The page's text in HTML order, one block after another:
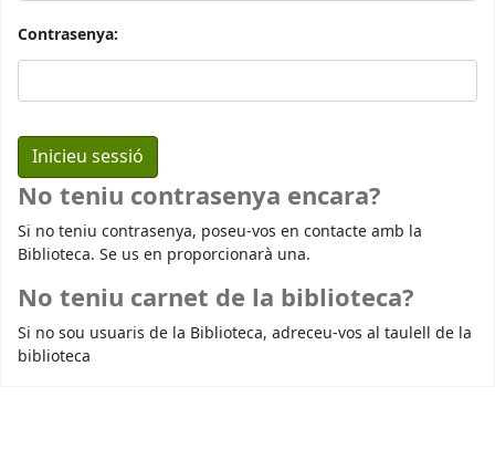
Contrasenya:
No teniu contrasenya encara?
Si no teniu contrasenya, poseu-vos en contacte amb la
Biblioteca. Se us en proporcionarà una.
No teniu carnet de la biblioteca?
Si no sou usuaris de la Biblioteca, adreceu-vos al taulell de la
biblioteca